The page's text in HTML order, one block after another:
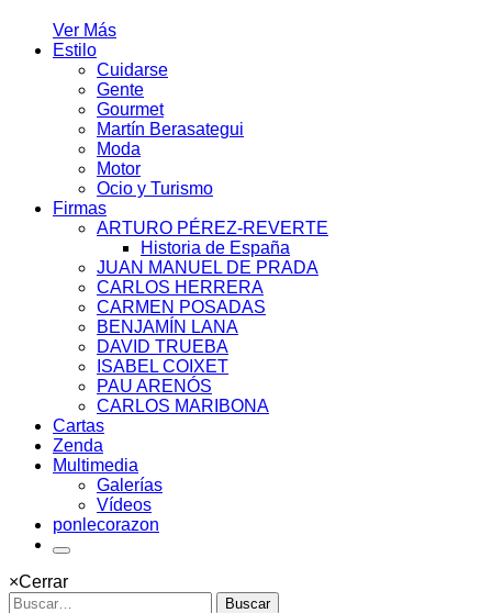
Ver Más
Estilo
Cuidarse
Gente
Gourmet
Martín Berasategui
Moda
Motor
Ocio y Turismo
Firmas
ARTURO PÉREZ-REVERTE
Historia de España
JUAN MANUEL DE PRADA
CARLOS HERRERA
CARMEN POSADAS
BENJAMÍN LANA
DAVID TRUEBA
ISABEL COIXET
PAU ARENÓS
CARLOS MARIBONA
Cartas
Zenda
Multimedia
Galerías
Vídeos
ponlecorazon
×Cerrar
Buscar